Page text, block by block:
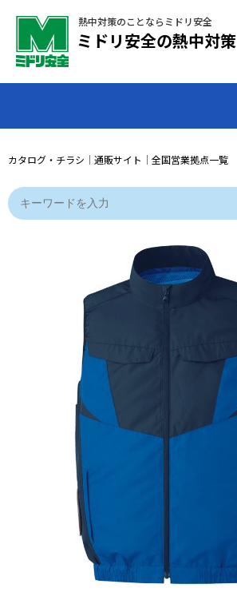
熱中対策のことならミドリ安全
ミドリ安全の熱中対策
カタログ・チラシ ｜ 通販サイト ｜ 全国営業拠点一覧